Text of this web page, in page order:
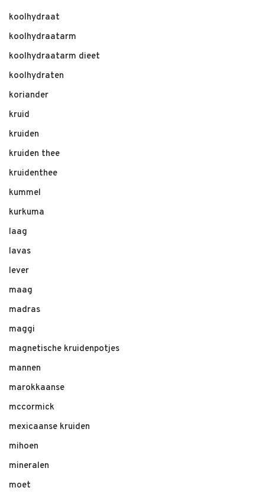
koolhydraat
koolhydraatarm
koolhydraatarm dieet
koolhydraten
koriander
kruid
kruiden
kruiden thee
kruidenthee
kummel
kurkuma
laag
lavas
lever
maag
madras
maggi
magnetische kruidenpotjes
mannen
marokkaanse
mccormick
mexicaanse kruiden
mihoen
mineralen
moet